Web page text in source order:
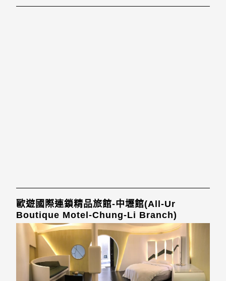
歐遊國際連鎖精品旅館-中壢館(All-Ur
Boutique Motel-Chung-Li Branch)